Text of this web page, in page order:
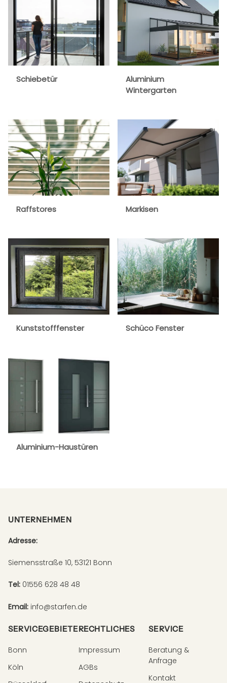
Schiebetür
Aluminium
Wintergarten
Raffstores Markisen
Kunststofffenster Schüco Fenster
Aluminium-Haustüren
UNTERNEHMEN
Adresse:
Siemensstraße 10, 53121 Bonn
Tel: 01556 628 48 48
Email: info@starfen.de
SERVICEGEBIETE
Bonn
Köln
RECHTLICHES
Impressum
AGBs
SERVICE
Beratung &
Anfrage
Kontakt